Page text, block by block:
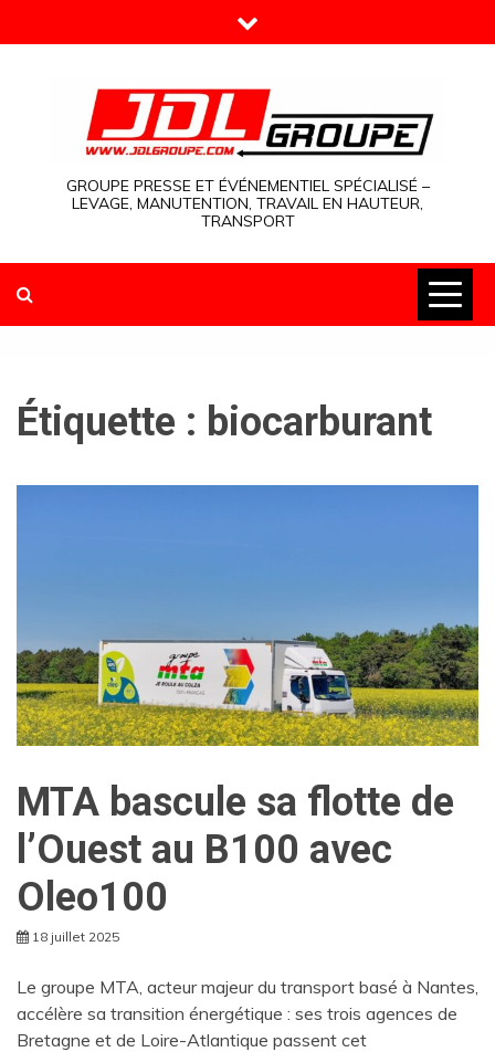
to
GROUPE PRESSE ET ÉVÉNEMENTIEL SPÉCIALISÉ –
LEVAGE, MANUTENTION, TRAVAIL EN HAUTEUR,
TRANSPORT
Étiquette : biocarburant
MTA bascule sa flotte de
l’Ouest au B100 avec
Oleo100
18 juillet 2025
Le groupe MTA, acteur majeur du transport basé à Nantes,
accélère sa transition énergétique : ses trois agences de
Bretagne et de Loire-Atlantique passent cet